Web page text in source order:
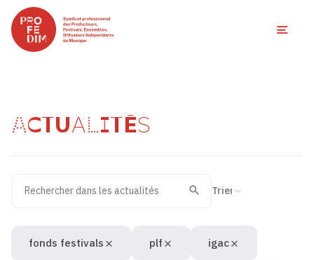
ACTUALITÉS
Recherche
Valider
fonds festivals plf igac